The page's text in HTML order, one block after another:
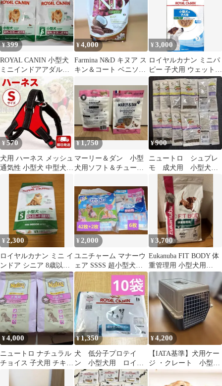
¥399
ROYAL CANIN 小型犬
ミニインドアアダルト
試供品 50g×2袋
¥4,000
Farmina N&D キヌア ス
キン＆コート ベニソン
¥3,000
ロイヤルカナン ミニパ
ピー 子犬用 ウェットフ
ード 12袋＋2袋
¥570
犬用 ハーネス メッシュ
通気性 小型犬 中型犬
¥1,750
マーリー＆ダン 小型
犬用ソフト＆チューイ
ｇ 2袋セット
¥900
ニュートロ シュプレ
モ 成犬用 小型犬
用 ドッグフード ド
ライフード 食べ比べ
¥ 2,300
ロイヤルカナン ミニ イ
ンドア シニア 8歳以上
小型犬用 800g
¥ 2,000
ユニチャーム マナーウ
ェア SSSS 超小型犬用
おむつセット
¥3,700
Eukanuba FIT BODY 体
重管理用 小型犬用
2.7kg
¥4,000
ニュートロ ナチュラル
チョイス 子犬用 チキン
¥1,350
犬 低分子プロテイ
ン 小型犬用 ロイヤ
ルカナン
¥4,200
【IATA基準】犬用ケー
ジ ・クレート 小型犬
中型犬